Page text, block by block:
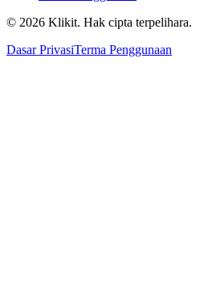
© 2026 Klikit. Hak cipta terpelihara.
Dasar PrivasiTerma Penggunaan